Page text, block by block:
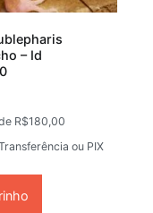
– Id
R$180,00
ou PIX